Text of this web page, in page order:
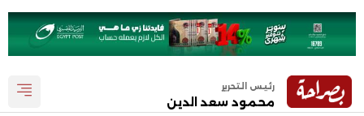
رئيس التحرير
محمود سعد الدين